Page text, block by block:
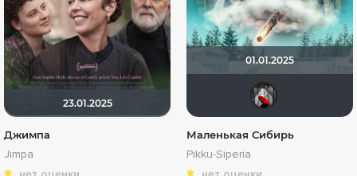
23.01.2025
Джимпа
Jimpa
01.01.2025
Маленькая Сибирь
Pikku-Siperia